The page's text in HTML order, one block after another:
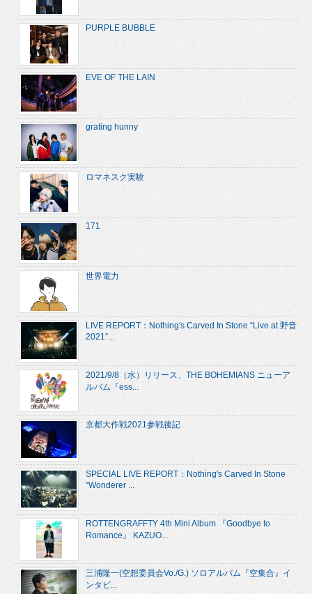
PURPLE BUBBLE
EVE OF THE LAIN
grating hunny
ロマネスク実験
171
世界電力
LIVE REPORT：Nothing's Carved In Stone “Live at 野音
2021”...
2021/9/8（水）リリース、THE BOHEMIANS ニューア
ルバム『ess...
京都大作戦2021参戦後記
SPECIAL LIVE REPORT：Nothing's Carved In Stone
“Wonderer ...
ROTTENGRAFFTY 4th Mini Album 『Goodbye to
Romance』 KAZUO...
三浦隆一(空想委員会Vo./G.) ソロアルバム『空集合』イ
ンタビ...